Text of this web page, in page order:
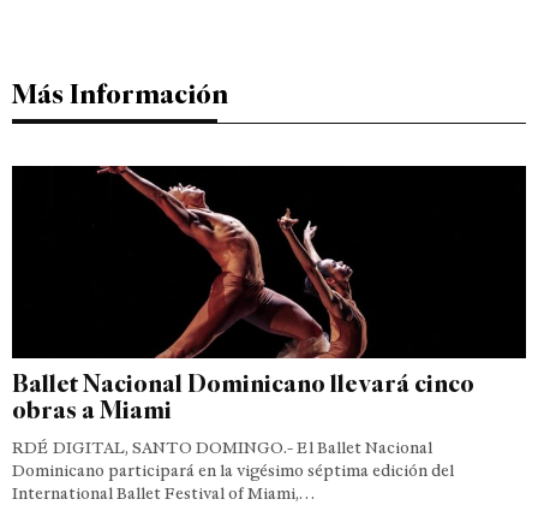
Más Información
Ballet Nacional Dominicano llevará cinco
obras a Miami
RDÉ DIGITAL, SANTO DOMINGO.- El Ballet Nacional
Dominicano participará en la vigésimo séptima edición del
International Ballet Festival of Miami,…